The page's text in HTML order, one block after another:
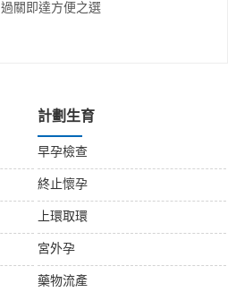
過關即達方便之選
計劃生育
早孕檢查
終止懷孕
上環取環
宮外孕
藥物流產